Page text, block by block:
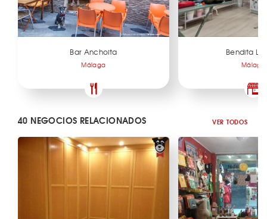
Bar Anchoita
Málaga
Bendita
Málaga
40 NEGOCIOS RELACIONADOS VER TODOS